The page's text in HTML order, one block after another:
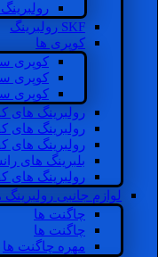
SKF رولبرینگ
کوپری ها
کوپری
کوپری
کوپری
رولبرینگ های
رولبرینگ های
رولبرینگ
بلبرینگ های
رولبرینگ
لوازم جانبی رولبرینگ
چاگنت ها
چاگنت ها
مهره چاگنت ها